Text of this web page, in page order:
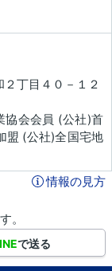
丁目４０－１２
協会会員 (公社)首
盟 (公社)全国宅地
情報の見方
。
で送る